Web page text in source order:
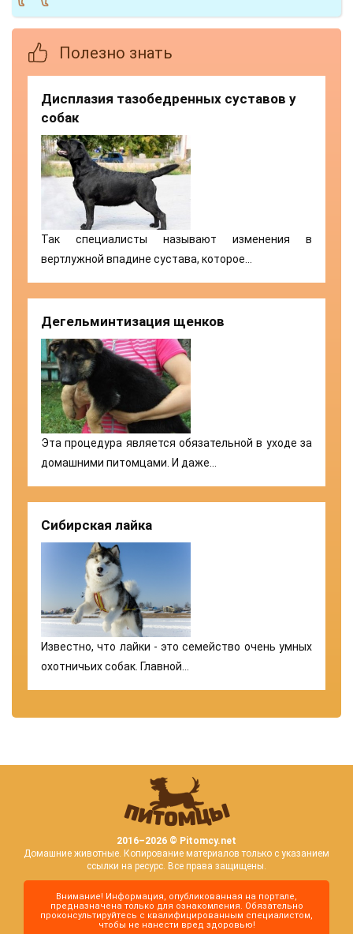
Полезно знать
Дисплазия тазобедренных суставов у
собак
Так специалисты называют изменения в
вертлужной впадине сустава, которое…
Дегельминтизация щенков
Эта процедура является обязательной в уходе за
домашними питомцами. И даже…
Сибирская лайка
Известно, что лайки - это семейство очень умных
охотничьих собак. Главной…
2016–2026 © Pitomcy.net
Домашние животные. Копирование материалов только с указанием
ссылки на ресурс. Все права защищены.
Внимание! Информация, опубликованная на портале,
предназначена только для ознакомления. Обязательно
проконсультируйтесь с квалифицированным специалистом,
чтобы не нанести вред здоровью!